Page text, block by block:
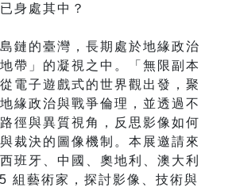
身處其中？
的臺灣，長期處於地緣政治
帶」的凝視之中。「無限副本
電子遊戲式的世界觀出發，聚
緣政治與戰爭倫理，並透過不
徑與異質視角，反思影像如何
裁決的圖像機制。本展邀請來
班牙、中國、奧地利、澳大利
組藝術家，探討影像、技術與